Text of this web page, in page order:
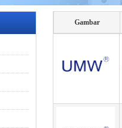
Gambar